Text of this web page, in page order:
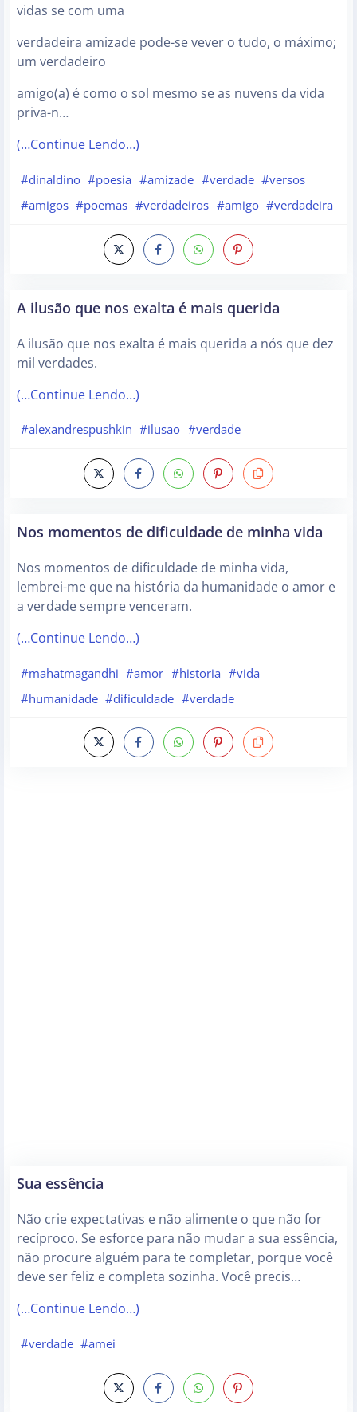
vidas se com uma
verdadeira amizade pode-se vever o tudo, o máximo;
um verdadeiro
amigo(a) é como o sol mesmo se as nuvens da vida
priva-n…
(…Continue Lendo…)
#dinaldino #poesia #amizade #verdade #versos
#amigos #poemas #verdadeiros #amigo #verdadeira
A ilusão que nos exalta é mais querida
A ilusão que nos exalta é mais querida a nós que dez
mil verdades.
(…Continue Lendo…)
#alexandrespushkin #ilusao #verdade
Nos momentos de dificuldade de minha vida
Nos momentos de dificuldade de minha vida,
lembrei-me que na história da humanidade o amor e
a verdade sempre venceram.
(…Continue Lendo…)
#mahatmagandhi #amor #historia #vida
#humanidade #dificuldade #verdade
Sua essência
Não crie expectativas e não alimente o que não for
recíproco. Se esforce para não mudar a sua essência,
não procure alguém para te completar, porque você
deve ser feliz e completa sozinha. Você precis…
(…Continue Lendo…)
#verdade #amei